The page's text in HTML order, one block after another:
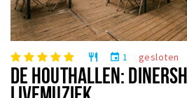
restaurant event 1 gesloten
DE HOUTHALLEN: